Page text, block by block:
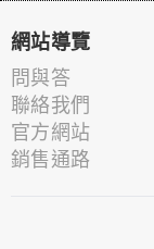
網站導覽
問與答
聯絡我們
官方網站
銷售通路